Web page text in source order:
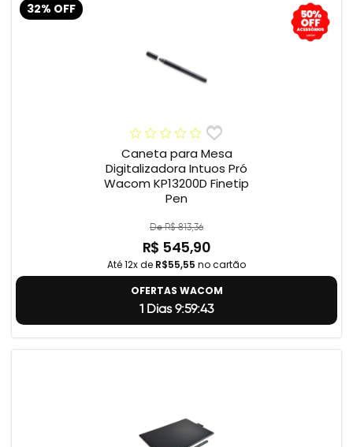
32% OFF
Caneta para Mesa
Digitalizadora Intuos Pró
Wacom KP13200D Finetip
Pen
De R$ 813,36
R$ 545,90
Até 12x de R$55,55 no cartão
OFERTAS WACOM
1 Dias 9:59:42